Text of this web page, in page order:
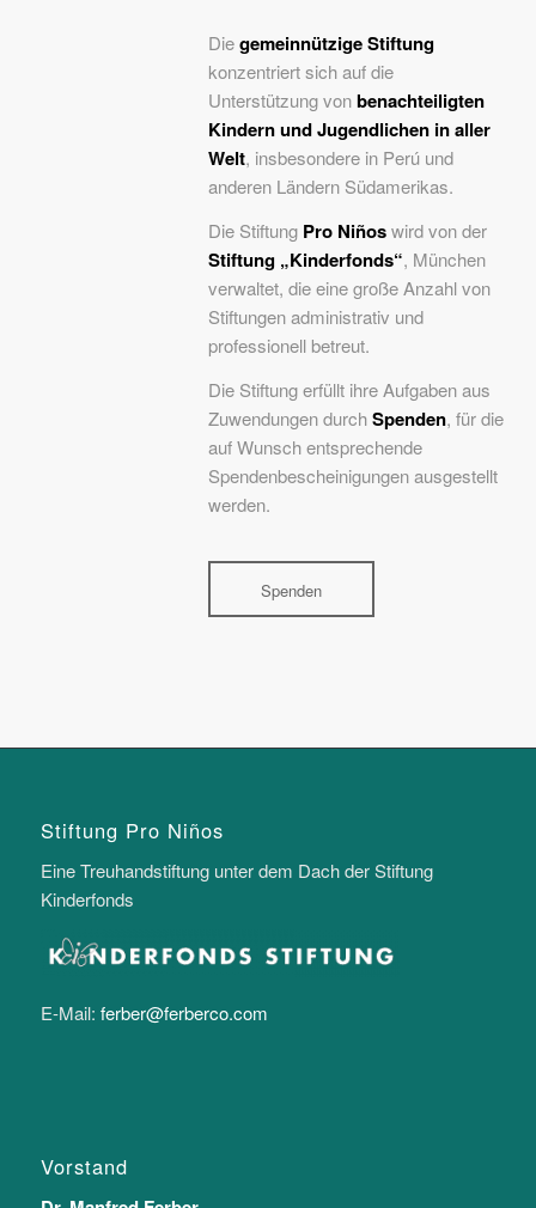
Diegemeinnützige Stiftung
konzentriert sich auf die
Unterstützung vonbenachteiligten
Kindern und Jugendlichen in aller
Welt, insbesondere in Perú und
anderen Ländern Südamerikas.
Die Stiftung Pro Niñoswird von der
Stiftung „Kinderfonds“, München
verwaltet, die eine große Anzahl von
Stiftungen administrativ und
professionell betreut.
Die Stiftung erfüllt ihre Aufgaben aus
Zuwendungen durchSpenden, für die
auf Wunsch entsprechende
Spendenbescheinigungen ausgestellt
werden.
Spenden
Stiftung Pro Niños
Eine Treuhandstiftung unter dem Dach der Stiftung
Kinderfonds
E-Mail: ferber@ferberco.com
Vorstand